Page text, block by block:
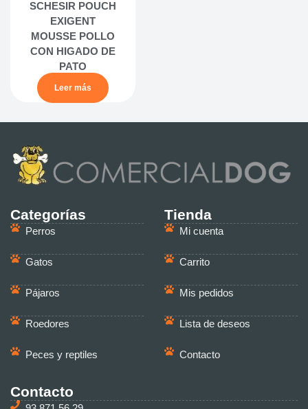
SCHESIR POUCH
EXIGENT
MOUSSE POLLO
CON HIGADO DE
PATO
Leer más
Categorías
Perros
Gatos
Pájaros
Roedores
Peces y reptiles
Tienda
Mi cuenta
Carrito
Mis pedidos
Lista de deseos
Contacto
Contacto